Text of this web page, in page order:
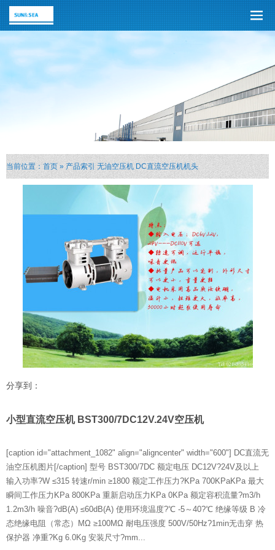
当前位置：首页 » 产品索引 无油空压机 DC直流空压机机头
分享到：
小型直流空压机 BST300/7DC12V.24V空压机
[caption id="attachment_1082" align="aligncenter" width="600"] DC直流无
油空压机图片[/caption] 型号 BST300/7DC 额定电压 DC12V?24V及以上
输入功率?W ≤315 转速r/min ≥1800 额定工作压力?KPa 700KPaKPa 最大
瞬间工作压力KPa 800KPa 重新启动压力KPa 0KPa 额定容积流量?m3/h
1.2m3/h 噪音?dB(A) ≤60dB(A) 使用环境温度?℃ -5～40?℃ 绝缘等级 B 冷
态绝缘电阻（常态）MΩ ≥100MΩ 耐电压强度 500V/50Hz?1min无击穿 热
保护器 净重?Kg 6.0Kg 安装尺寸?mm...